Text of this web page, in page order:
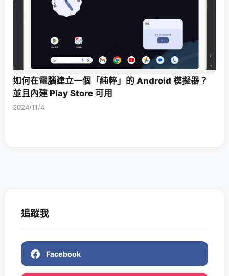
如何在電腦建立一個「純粹」的 Android 模擬器？
並且內建 Play Store 可用
2024/11/4
追蹤我
Facebook